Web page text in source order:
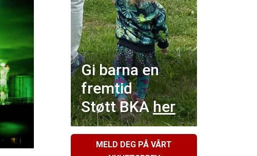
Gi barna en
fremtid
Støtt BKAher
MELD DEG PÅ VÅRT